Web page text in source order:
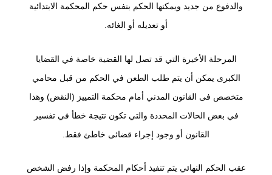
والدفوع من جديد ويمكنها الحكم بنفس حكم المحكمة الابتدائية
أو تعديله أو الغائه.
المرحلة الأخيرة التي قد تصل لها القضية خاصة في القضايا
الكبرى يمكن أن يتم طلب الطعن في الحكم من قبل محامي
متخصص فى القانون المدني أمام محكمة التمييز (النقض) وهذا
في بعض الحالات المحددة والتي تكون نتيجة خطأ في تفسير
القانون أو وجود إجراء قضائى خاطئ فقط.
عقب الحكم النهائي يتم تنفيذ أحكام المحكمة وإذا رفض الشخص